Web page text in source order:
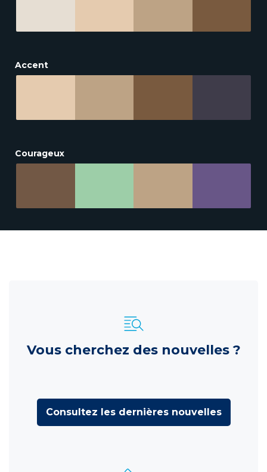
Accent
Courageux
Vous cherchez des nouvelles ?
Consultez les dernières nouvelles